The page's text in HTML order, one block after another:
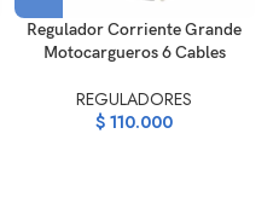
Regulador Corriente Grande
Motocargueros 6 Cables
REGULADORES
$ 110.000